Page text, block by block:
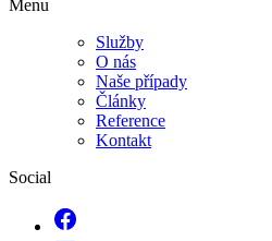
Menu
Služby
O nás
Naše případy
Články
Reference
Kontakt
Social